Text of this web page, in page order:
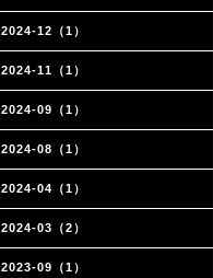
2024-12（1）
2024-11（1）
2024-09（1）
2024-08（1）
2024-04（1）
2024-03（2）
2023-09（1）